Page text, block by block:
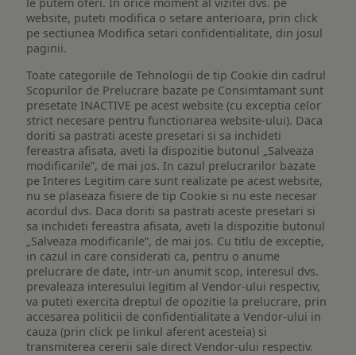
website, puteti modifica o setare anterioara, prin click
pe sectiunea Modifica setari confidentialitate, din josul
paginii.
Toate categoriile de Tehnologii de tip Cookie din cadrul
Scopurilor de Prelucrare bazate pe Consimtamant sunt
presetate INACTIVE pe acest website (cu exceptia celor
strict necesare pentru functionarea website-ului). Daca
doriti sa pastrati aceste presetari si sa inchideti
fereastra afisata, aveti la dispozitie butonul „Salveaza
modificarile”, de mai jos. In cazul prelucrarilor bazate
pe Interes Legitim care sunt realizate pe acest website,
nu se plaseaza fisiere de tip Cookie si nu este necesar
acordul dvs. Daca doriti sa pastrati aceste presetari si
sa inchideti fereastra afisata, aveti la dispozitie butonul
„Salveaza modificarile”, de mai jos. Cu titlu de exceptie,
in cazul in care considerati ca, pentru o anume
prelucrare de date, intr-un anumit scop, interesul dvs.
prevaleaza interesului legitim al Vendor-ului respectiv,
va puteti exercita dreptul de opozitie la prelucrare, prin
accesarea politicii de confidentialitate a Vendor-ului in
cauza (prin click pe linkul aferent acesteia) si
transmiterea cererii sale direct Vendor-ului respectiv.